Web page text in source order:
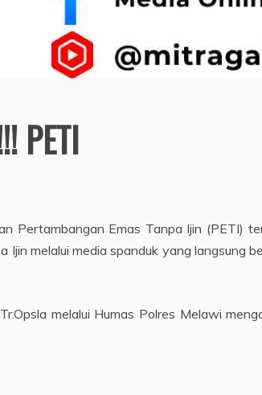
PETI
Pertambangan Emas Tanpa Ijin (PETI)
melalui media spanduk yang langsung
melalui Humas Polres Melawi